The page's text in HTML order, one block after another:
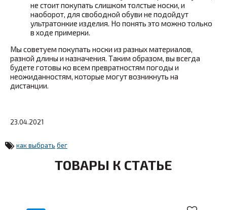
не стоит покупать слишком толстые носки, и
наоборот, для свободной обуви не подойдут
ультратонкие изделия. Но понять это можно только
в ходе примерки.
Мы советуем покупать носки из разных материалов,
разной длины и назначения. Таким образом, вы всегда
будете готовы ко всем превратностям погоды и
неожиданностям, которые могут возникнуть на
дистанции.
23.04.2021
как выбрать бег
ТОВАРЫ К СТАТЬЕ